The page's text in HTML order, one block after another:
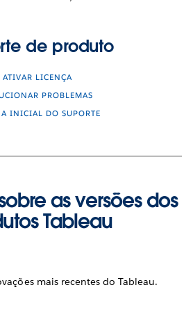
de produto
ATIVAR LICENÇA
PROBLEMAS
INICIAL DO SUPORTE
as versões dos
Tableau
mais recentes do Tableau.